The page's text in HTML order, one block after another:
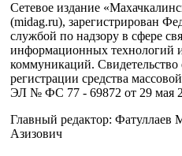
Сетевое издание
(midag.ru), зарегистрирован
службой по надзору в сфере
информационных технологий
коммуникаций. Свидетельство
регистрации средства
ЭЛ № ФС 77 - 69872 от 29 мая
Главный редактор: Фатуллаев
Азизович